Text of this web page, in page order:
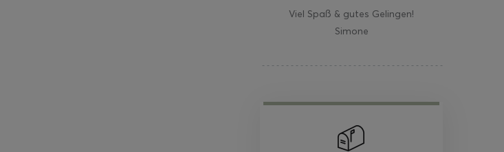
Viel Spaß & gutes Gelingen!
Simone